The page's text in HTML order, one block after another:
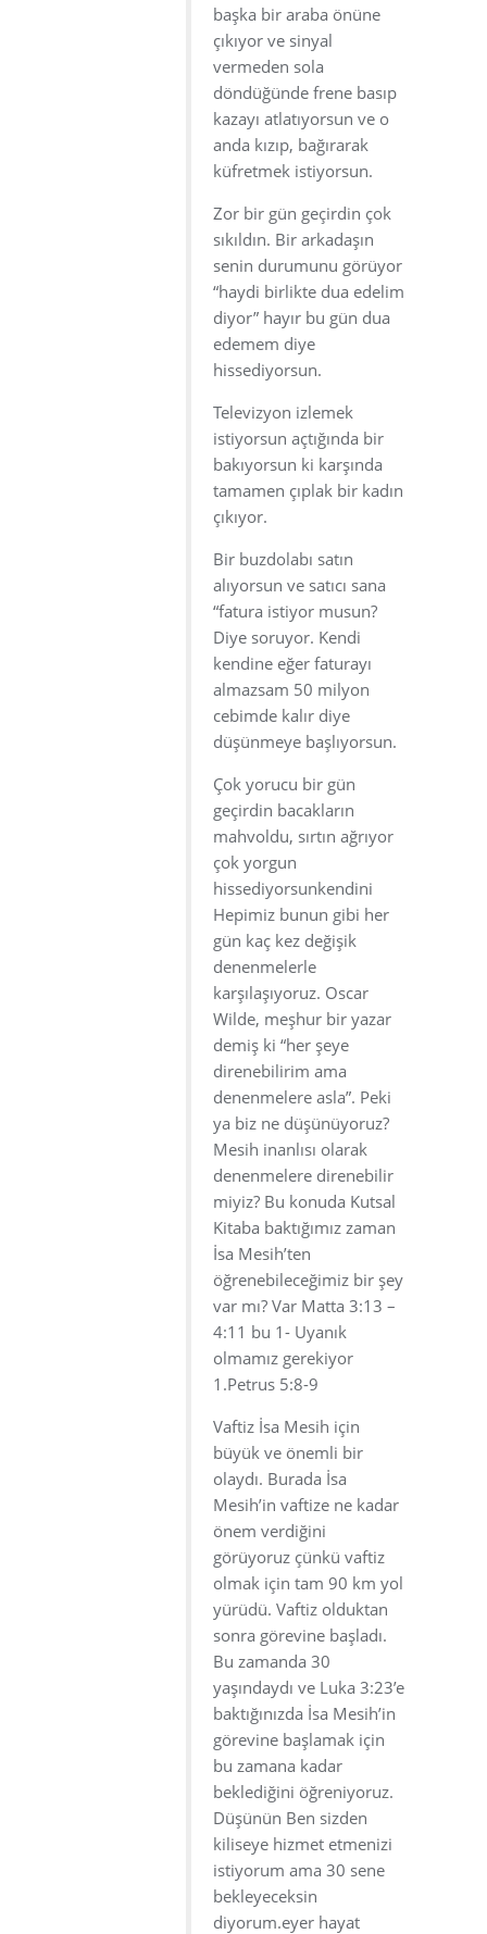
başka bir araba önüne
çıkıyor ve sinyal
vermeden sola
döndüğünde frene basıp
kazayı atlatıyorsun ve o
anda kızıp, bağırarak
küfretmek istiyorsun.
Zor bir gün geçirdin çok
sıkıldın. Bir arkadaşın
senin durumunu görüyor
“haydi birlikte dua edelim
diyor” hayır bu gün dua
edemem diye
hissediyorsun.
Televizyon izlemek
istiyorsun açtığında bir
bakıyorsun ki karşında
tamamen çıplak bir kadın
çıkıyor.
Bir buzdolabı satın
alıyorsun ve satıcı sana
“fatura istiyor musun?
Diye soruyor. Kendi
kendine eğer faturayı
almazsam 50 milyon
cebimde kalır diye
düşünmeye başlıyorsun.
Çok yorucu bir gün
geçirdin bacakların
mahvoldu, sırtın ağrıyor
çok yorgun
hissediyorsunkendini
Hepimiz bunun gibi her
gün kaç kez değişik
denenmelerle
karşılaşıyoruz. Oscar
Wilde, meşhur bir yazar
demiş ki “her şeye
direnebilirim ama
denenmelere asla”. Peki
ya biz ne düşünüyoruz?
Mesih inanlısı olarak
denenmelere direnebilir
miyiz? Bu konuda Kutsal
Kitaba baktığımız zaman
İsa Mesih’ten
öğrenebileceğimiz bir şey
var mı? Var Matta 3:13 –
4:11 bu 1- Uyanık
olmamız gerekiyor
1.Petrus 5:8-9
Vaftiz İsa Mesih için
büyük ve önemli bir
olaydı. Burada İsa
Mesih’in vaftize ne kadar
önem verdiğini
görüyoruz çünkü vaftiz
olmak için tam 90 km yol
yürüdü. Vaftiz olduktan
sonra görevine başladı.
Bu zamanda 30
yaşındaydı ve Luka 3:23’e
baktığınızda İsa Mesih’in
görevine başlamak için
bu zamana kadar
beklediğini öğreniyoruz.
Düşünün Ben sizden
kiliseye hizmet etmenizi
istiyorum ama 30 sene
bekleyeceksin
diyorum.eyer hayat